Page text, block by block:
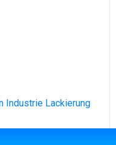
Industrie Lackierung